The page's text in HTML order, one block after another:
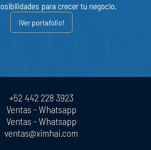
para crecer tu negocio.
¡Ver portafolio!
+52 442 228 3923
Ventas - Whatsapp
Ventas - Whatsapp
ventas@ximhai.com